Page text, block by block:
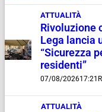
ATTUALITÀ
Rivoluzione
Lega lancia
“Sicurezza
residenti”
07/08/202617:21
ATTUALITÀ